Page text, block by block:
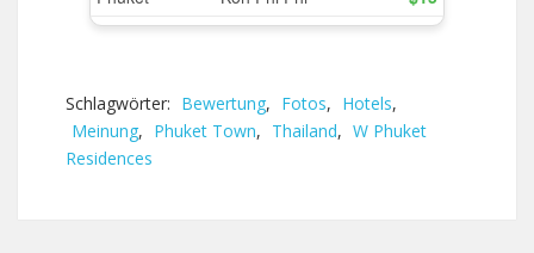
Schlagwörter: Bewertung, Fotos, Hotels,
Meinung, Phuket Town, Thailand, W Phuket
Residences